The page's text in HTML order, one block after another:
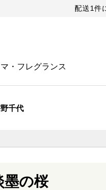
配送1件
・フレグランス
千代
墨の桜